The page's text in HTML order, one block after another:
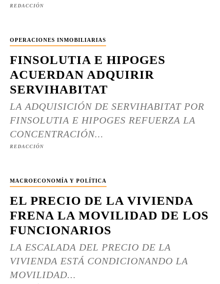
REDACCIÓN
OPERACIONES INMOBILIARIAS
FINSOLUTIA E HIPOGES
ACUERDAN ADQUIRIR
SERVIHABITAT
LA ADQUISICIÓN DE SERVIHABITAT POR
FINSOLUTIA E HIPOGES REFUERZA LA
CONCENTRACIÓN...
REDACCIÓN
MACROECONOMÍA Y POLÍTICA
EL PRECIO DE LA VIVIENDA
FRENA LA MOVILIDAD DE LOS
FUNCIONARIOS
LA ESCALADA DEL PRECIO DE LA
VIVIENDA ESTÁ CONDICIONANDO LA
MOVILIDAD...